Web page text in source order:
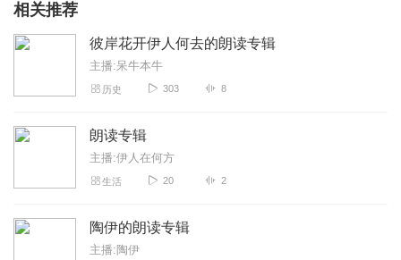
相关推荐
彼岸花开伊人何去的朗读专辑
主播:呆牛本牛
历史 303 8
朗读专辑
主播:伊人在何方
生活 20 2
陶伊的朗读专辑
主播:陶伊